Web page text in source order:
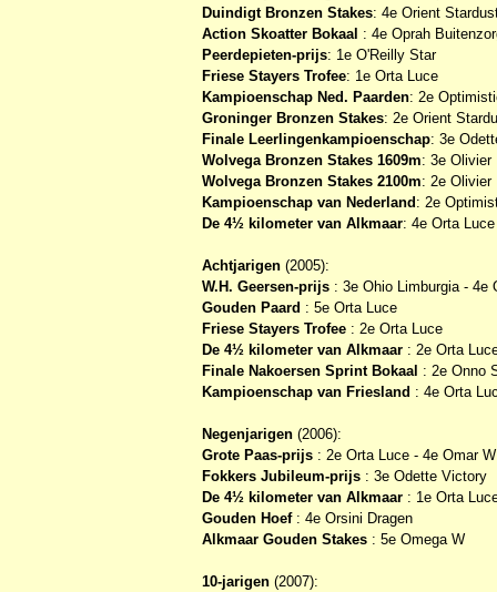
Duindigt Bronzen Stakes: 4e Orient
Action Skoatter Bokaal : 4e Oprah
Peerdepieten-prijs: 1e O'Reilly Star
Friese Stayers Trofee: 1e Orta Luce
Kampioenschap Ned. Paarden: 2e
Groninger Bronzen Stakes: 2e Orient
Finale Leerlingenkampioenschap: 3e
Wolvega Bronzen Stakes 1609m: 3e Olivier
Wolvega Bronzen Stakes 2100m: 2e Olivier
Kampioenschap van Nederland : 2e
De 4½ kilometer van Alkmaar: 4e Orta Luce
Achtjarigen (2005):
W.H. Geersen-prijs : 3e Ohio Limburgia - 4e
Gouden Paard : 5e Orta Luce
Friese Stayers Trofee : 2e Orta Luce
De 4½ kilometer van Alkmaar : 2e Orta
Finale Nakoersen Sprint Bokaal : 2e Onno
Kampioenschap van Friesland : 4e Orta
Negenjarigen (2006):
Grote Paas-prijs : 2e Orta Luce - 4e Omar W
Fokkers Jubileum-prijs : 3e Odette Victory
De 4½ kilometer van Alkmaar : 1e Orta
Gouden Hoef : 4e Orsini Dragen
Alkmaar Gouden Stakes : 5e Omega W
10-jarigen (2007):